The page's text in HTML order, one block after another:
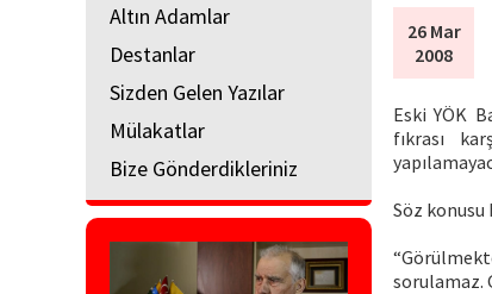
Altın Adamlar
Destanlar
Sizden Gelen Yazılar
Mülakatlar
Bize Gönderdikleriniz
26 Mar
2008
Eski YÖK
fıkrası
Söz konusu
sorulamaz.